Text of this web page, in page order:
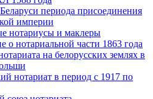
периода присоединения
империи
нотариусы и маклеры
о нотариальной части 1863 года
на белорусских землях в
нотариат в период с 1917 по